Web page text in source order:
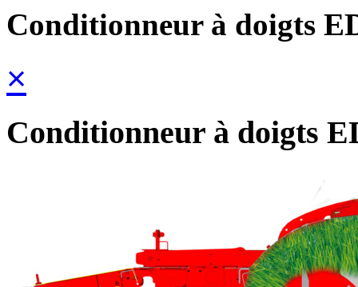
Conditionneur à doigts
×
Conditionneur à doigts